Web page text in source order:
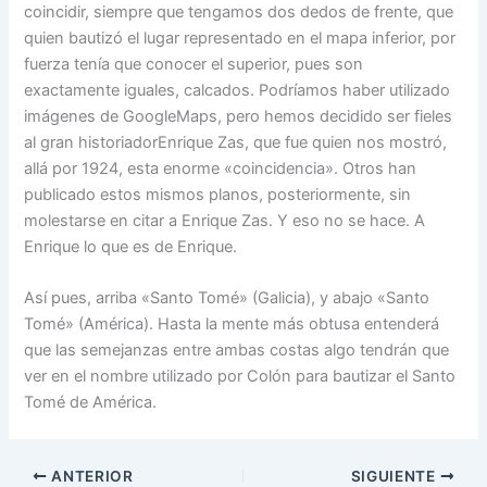
coincidir, siempre que tengamos dos dedos de frente, que
quien bautizó el lugar representado en el mapa inferior, por
fuerza tenía que conocer el superior, pues son
exactamente iguales, calcados. Podríamos haber utilizado
imágenes de GoogleMaps, pero hemos decidido ser fieles
al gran historiadorEnrique Zas, que fue quien nos mostró,
allá por 1924, esta enorme «coincidencia». Otros han
publicado estos mismos planos, posteriormente, sin
molestarse en citar a Enrique Zas. Y eso no se hace. A
Enrique lo que es de Enrique.
Así pues, arriba «Santo Tomé» (Galicia), y abajo «Santo
Tomé» (América). Hasta la mente más obtusa entenderá
que las semejanzas entre ambas costas algo tendrán que
ver en el nombre utilizado por Colón para bautizar el Santo
Tomé de América.
ANTERIOR SIGUIENTE